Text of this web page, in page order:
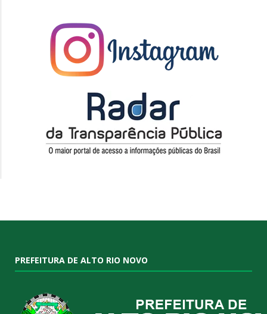
PREFEITURA DE ALTO RIO NOVO